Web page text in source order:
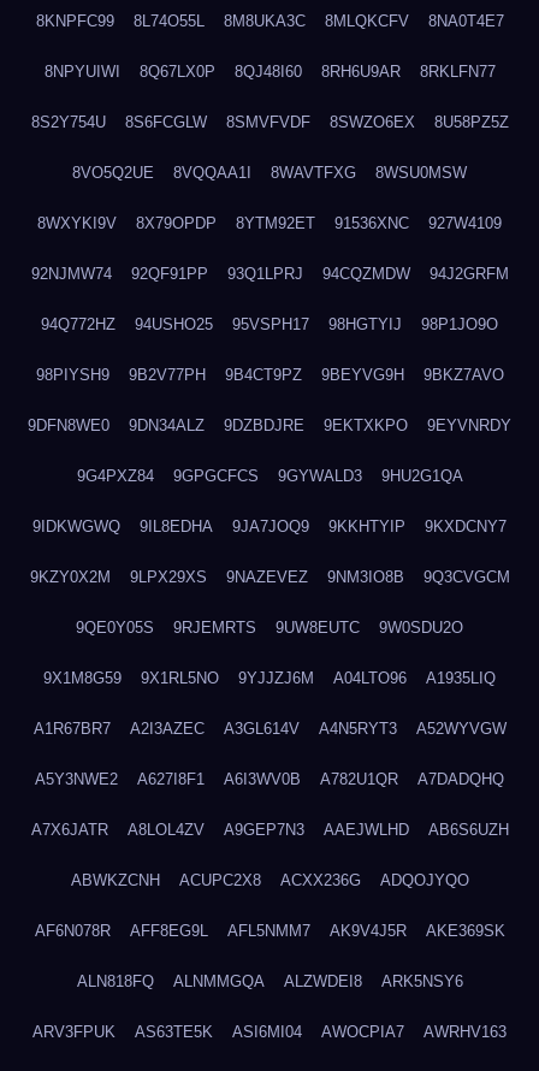
8KNPFC99 8L74O55L 8M8UKA3C 8MLQKCFV 8NA0T4E7
8NPYUIWI 8Q67LX0P 8QJ48I60 8RH6U9AR 8RKLFN77
8S2Y754U 8S6FCGLW 8SMVFVDF 8SWZO6EX 8U58PZ5Z
8VO5Q2UE 8VQQAA1I 8WAVTFXG 8WSU0MSW
8WXYKI9V 8X79OPDP 8YTM92ET 91536XNC 927W4109
92NJMW74 92QF91PP 93Q1LPRJ 94CQZMDW 94J2GRFM
94Q772HZ 94USHO25 95VSPH17 98HGTYIJ 98P1JO9O
98PIYSH9 9B2V77PH 9B4CT9PZ 9BEYVG9H 9BKZ7AVO
9DFN8WE0 9DN34ALZ 9DZBDJRE 9EKTXKPO 9EYVNRDY
9G4PXZ84 9GPGCFCS 9GYWALD3 9HU2G1QA
9IDKWGWQ 9IL8EDHA 9JA7JOQ9 9KKHTYIP 9KXDCNY7
9KZY0X2M 9LPX29XS 9NAZEVEZ 9NM3IO8B 9Q3CVGCM
9QE0Y05S 9RJEMRTS 9UW8EUTC 9W0SDU2O
9X1M8G59 9X1RL5NO 9YJJZJ6M A04LTO96 A1935LIQ
A1R67BR7 A2I3AZEC A3GL614V A4N5RYT3 A52WYVGW
A5Y3NWE2 A627I8F1 A6I3WV0B A782U1QR A7DADQHQ
A7X6JATR A8LOL4ZV A9GEP7N3 AAEJWLHD AB6S6UZH
ABWKZCNH ACUPC2X8 ACXX236G ADQOJYQO
AF6N078R AFF8EG9L AFL5NMM7 AK9V4J5R AKE369SK
ALN818FQ ALNMMGQA ALZWDEI8 ARK5NSY6
ARV3FPUK AS63TE5K ASI6MI04 AWOCPIA7 AWRHV163